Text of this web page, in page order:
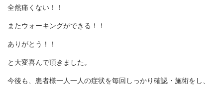
全然痛くない！！
またウォーキングができる！！
ありがとう！！
と大変喜んで頂きました。
今後も、患者様一人一人の症状を毎回しっかり確認・施術をし、